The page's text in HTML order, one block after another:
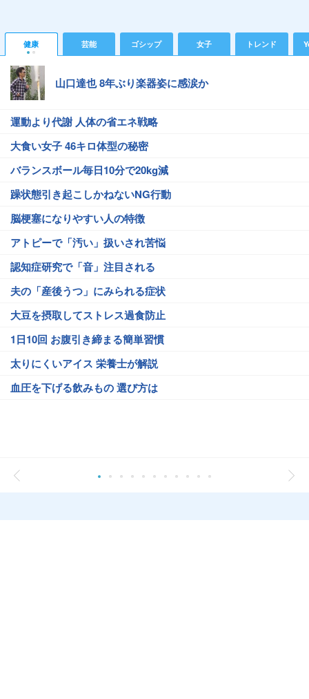
健康 芸能 ゴシップ 女子 トレンド
山口達也 8年ぶり楽器姿に感涙か
運動より代謝 人体の省エネ戦略
大食い女子 46キロ体型の秘密
バランスボール毎日10分で20kg減
躁状態引き起こしかねないNG行動
脳梗塞になりやすい人の特徴
アトピーで「汚い」扱いされ苦悩
認知症研究で「音」注目される
夫の「産後うつ」にみられる症状
大豆を摂取してストレス過食防止
1日10回 お腹引き締まる簡単習慣
太りにくいアイス 栄養士が解説
血圧を下げる飲みもの 選び方は